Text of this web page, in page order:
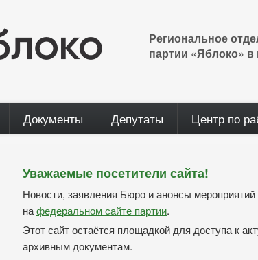
Региональное
партии «Яблоко»
Документы Депутаты Центр по
Уважаемые посетители сайта!
Новости, заявления Бюро и анонсы
нафедеральном сайте партии.
Этот сайт остаётся площадкой для доступа к
архивным документам.